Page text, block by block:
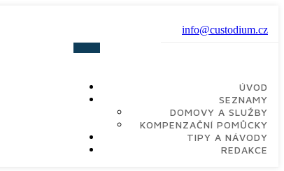
info@custodium.cz
ÚVOD
SEZNAMY
DOMOVY A SLUŽBY
KOMPENZAČNÍ POMŮCKY
TIPY A NÁVODY
REDAKCE